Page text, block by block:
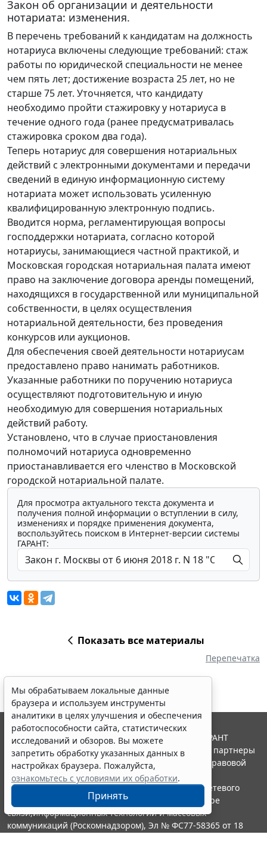
Закон об организации и деятельности
нотариата: изменения.
В перечень требований к кандидатам на должность
нотариуса включены следующие требований: стаж
работы по юридической специальности не менее
чем пять лет; достижение возраста 25 лет, но не
старше 75 лет. Уточняется, что кандидату
необходимо пройти стажировку у нотариуса в
течение одного года (ранее предусматривалась
стажировка сроком два года).
Теперь нотариус для совершения нотариальных
действий с электронными документами и передачи
сведений в единую информационную систему
нотариата может использовать усиленную
квалифицированную электронную подпись.
Вводится норма, регламентирующая вопросы
господдержки нотариата, согласно которой
нотариусы, занимающиеся частной практикой, и
Московская городская нотариальная палата имеют
право на заключение договора аренды помещений,
находящихся в государственной или муниципальной
собственности, в целях осуществления
нотариальной деятельности, без проведения
конкурсов или аукционов.
Для обеспечения своей деятельности нотариусам
предоставлено право нанимать работников.
Указанные работники по поручению нотариуса
осуществляют подготовительную и иную
необходимую для совершения нотариальных
действий работу.
Установлено, что в случае приостановления
полномочий нотариуса одновременно
приостанавливается его членство в Московской
городской нотариальной палате.
Для просмотра актуального текста документа и
получения полной информации о вступлении в силу,
изменениях и порядке применения документа,
воспользуйтесь поиском в Интернет-версии системы
ГАРАНТ:
Показать все материалы
Перепечатка
Мы обрабатываем локальные данные
браузера и используем инструменты
аналитики в целях улучшения и обеспечения
работоспособности сайта, статистических
исследований и обзоров. Вы можете
запретить обработку указанных данных в
настройках браузера. Пожалуйста,
ознакомьтесь с условиями их обработки.
Принять
© ООО "НПП "ГАРАНТ-СЕРВИС", 2026. Система ГАРАНТ
выпускается с 1990 года. Компания "Гарант" и ее партнеры
являются участниками Российской ассоциации правовой
информации ГАРАНТ.
Портал ГАРАНТ.РУ зарегистрирован в качестве сетевого
издания Федеральной службой по надзору в сфере
связи,информационных технологий и массовых
коммуникаций (Роскомнадзором), Эл № ФС77-58365 от 18